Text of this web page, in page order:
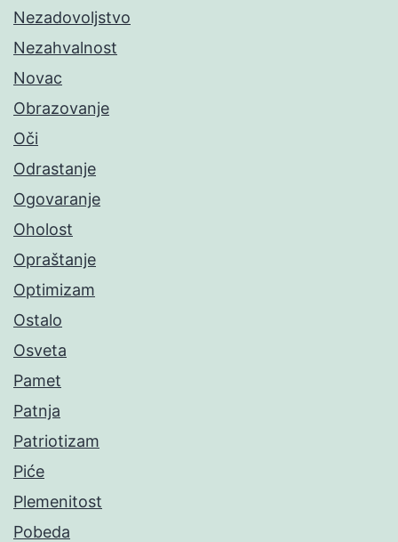
Nezadovoljstvo
Nezahvalnost
Novac
Obrazovanje
Oči
Odrastanje
Ogovaranje
Oholost
Opraštanje
Optimizam
Ostalo
Osveta
Pamet
Patnja
Patriotizam
Piće
Plemenitost
Pobeda